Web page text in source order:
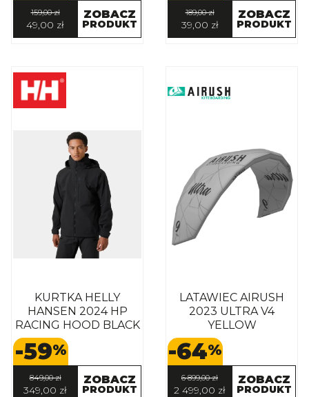
159,00 zł
49,00 zł
ZOBACZ
PRODUKT
189,00 zł
39,00 zł
ZOBACZ
PRODUKT
KURTKA HELLY
HANSEN 2024 HP
RACING HOOD BLACK
-59%
849,00 zł
349,00 zł
ZOBACZ
PRODUKT
LATAWIEC AIRUSH
2023 ULTRA V4
YELLOW
-64%
6 899,00 zł
2 499,00 zł
ZOBACZ
PRODUKT